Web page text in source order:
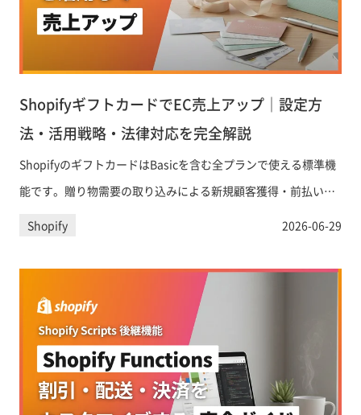
ShopifyギフトカードでEC売上アップ｜設定方
法・活用戦略・法律対応を完全解説
ShopifyのギフトカードはBasicを含む全プランで使える標準機
能です。贈り物需要の取り込みによる新規顧客獲得・前払い収
益によるキャッシュフロー改善から、資金決済法対応まで、EC
Shopify 2026-06-29